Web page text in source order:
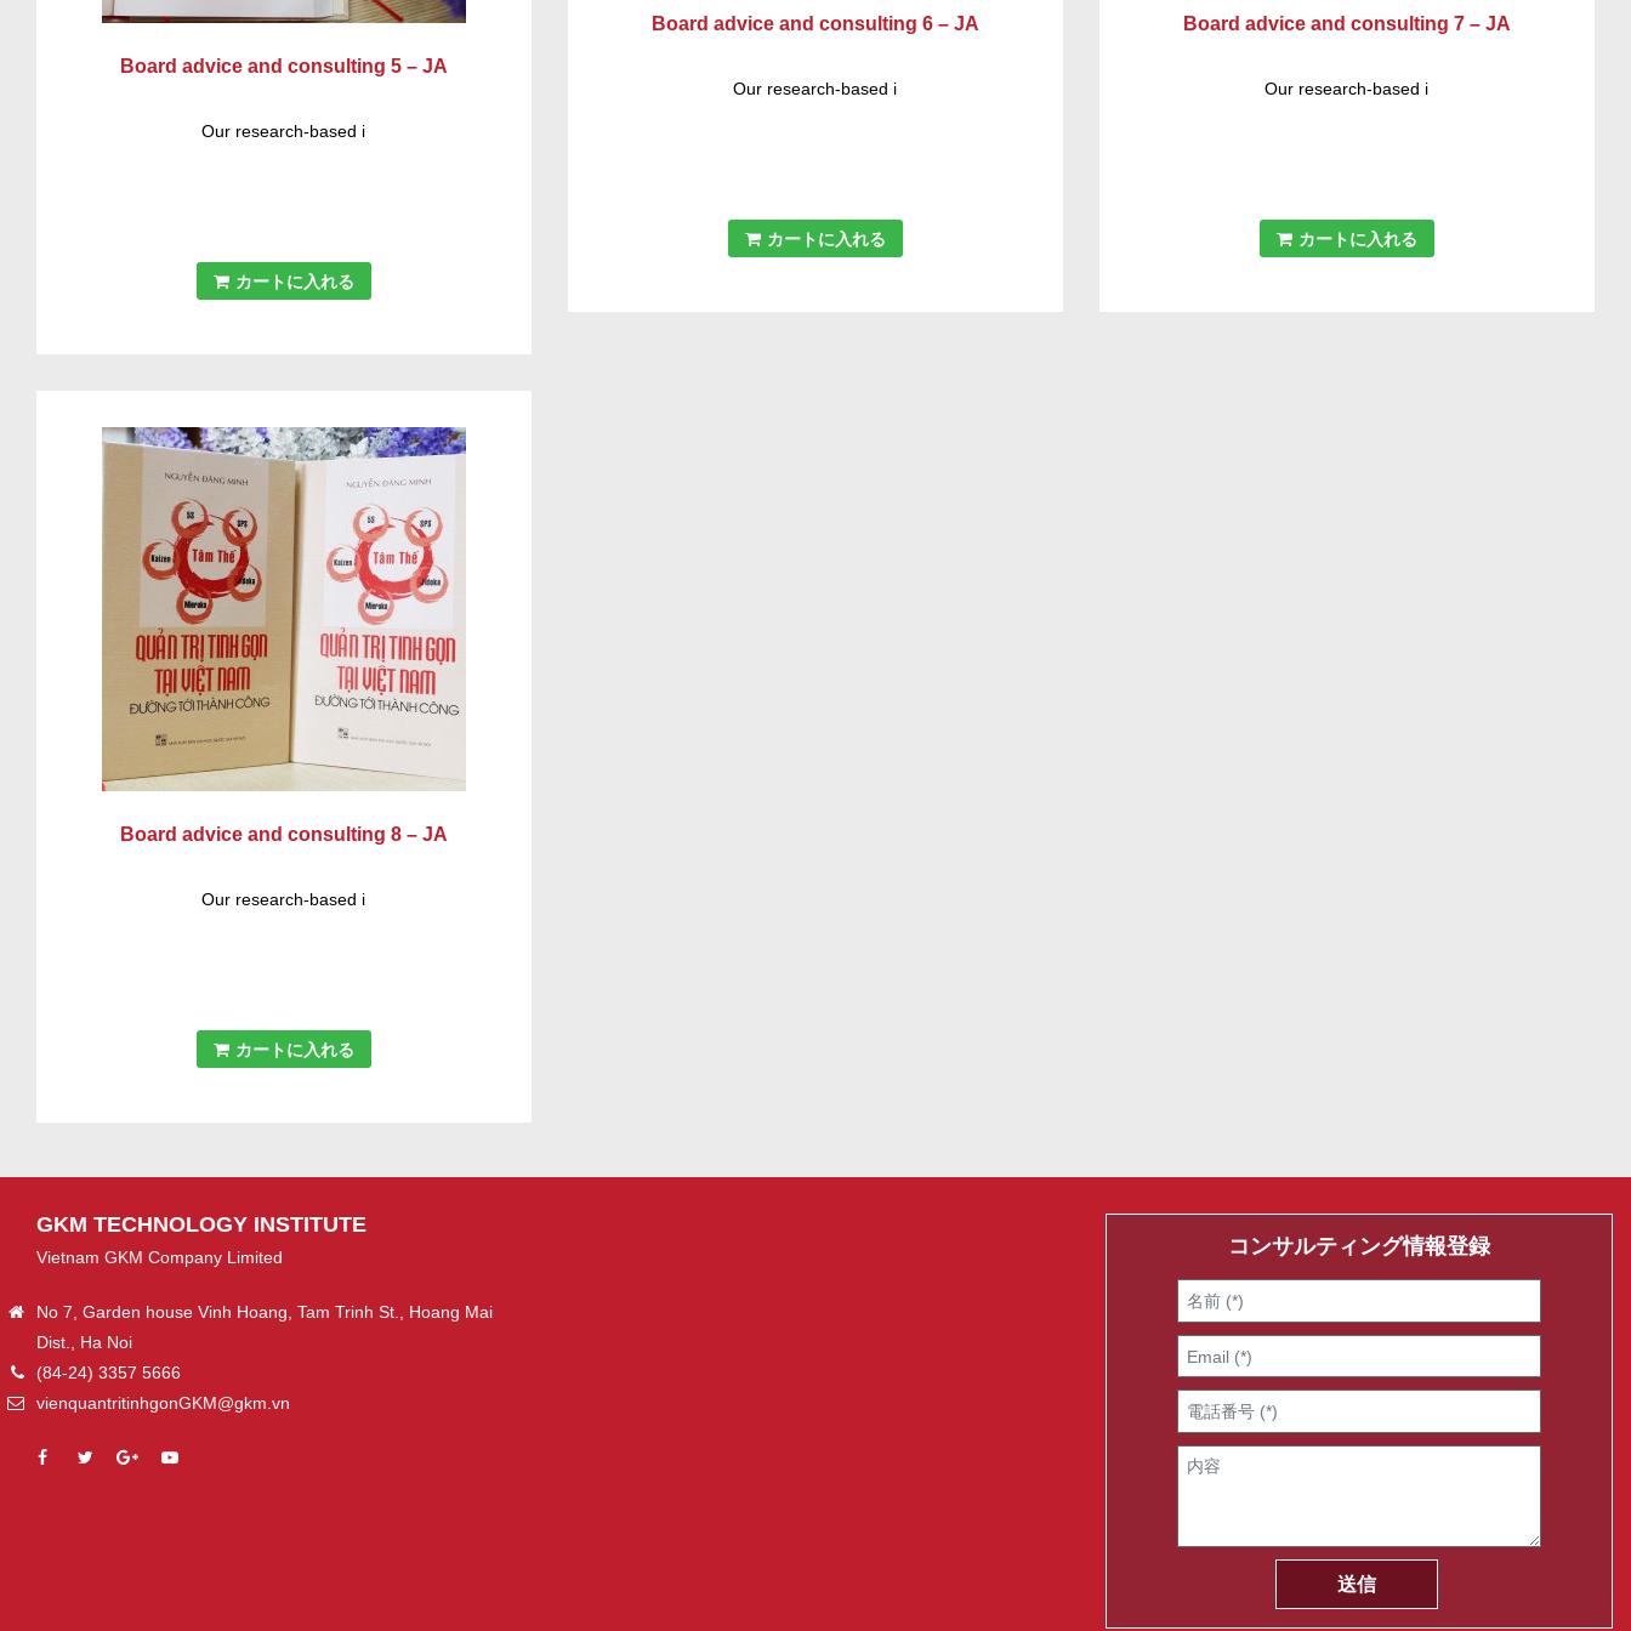
Board advice and consulting 5 – JA
Our research-based i
カートに入れる
Board advice and consulting 6 – JA
Our research-based i
カートに入れる
Board advice and consulting 7 – JA
Our research-based i
カートに入れる
Board advice and consulting 8 – JA
Our research-based i
カートに入れる
コンサルティング情報登録
GKM TECHNOLOGY INSTITUTE
Vietnam GKM Company Limited
No 7, Garden house Vinh Hoang, Tam Trinh St., Hoang Mai
Dist., Ha Noi
(84-24) 3357 5666
vienquantritinhgonGKM@gkm.vn